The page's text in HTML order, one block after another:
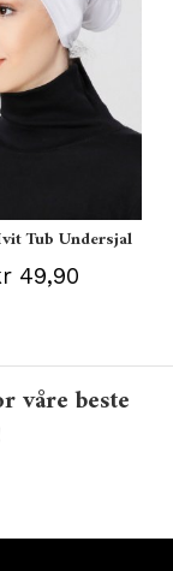
Tub Undersjal
49,90
våre beste